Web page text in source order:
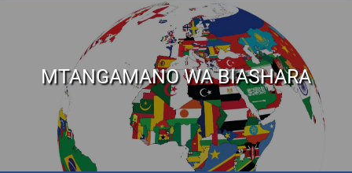
MTANGAMANO WA BIASHARA